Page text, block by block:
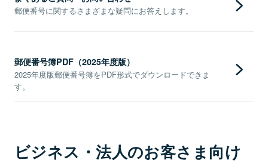
郵便番号に関するさまざまな疑問にお答えします。
郵便番号簿PDF（2025年度版）
2025年度版郵便番号簿をPDF形式でダウンロードできま
す。
ビジネス・法人のお客さま向け